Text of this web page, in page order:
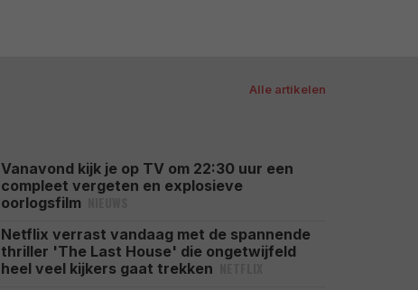
Vanavond kijk je op TV om 22:30 uur een
compleet vergeten en explosieve
oorlogsfilm
Netflix verrast vandaag met de spannende
thriller 'The Last House' die ongetwijfeld
heel veel kijkers gaat trekken
Alle artikelen